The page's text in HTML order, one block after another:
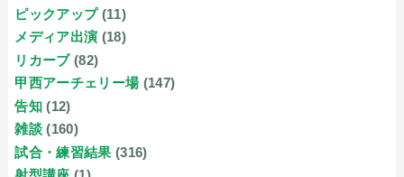
ピックアップ (11)
メディア出演 (18)
リカーブ (82)
甲西アーチェリー場 (147)
告知 (12)
雑談 (160)
試合・練習結果 (316)